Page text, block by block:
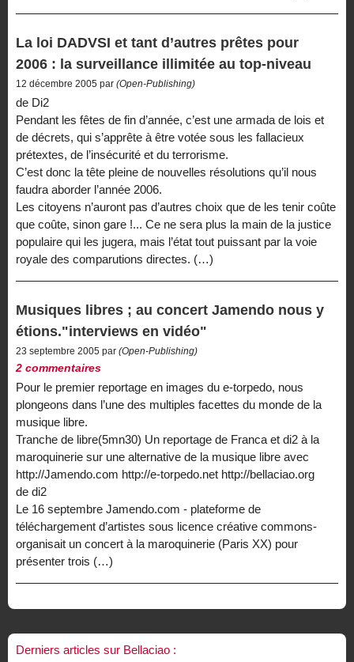
La loi DADVSI et tant d’autres prêtes pour
2006 : la surveillance illimitée au top-niveau
12 décembre 2005 par (Open-Publishing)
de Di2
Pendant les fêtes de fin d’année, c’est une armada de lois et
de décrets, qui s’apprête à être votée sous les fallacieux
prétextes, de l’insécurité et du terrorisme.
C’est donc la tête pleine de nouvelles résolutions qu’il nous
faudra aborder l’année 2006.
Les citoyens n’auront pas d’autres choix que de les tenir coûte
que coûte, sinon gare !... Ce ne sera plus la main de la justice
populaire qui les jugera, mais l’état tout puissant par la voie
royale des comparutions directes. (…)
Musiques libres ; au concert Jamendo nous y
étions."interviews en vidéo"
23 septembre 2005 par (Open-Publishing)
2 commentaires
Pour le premier reportage en images du e-torpedo, nous
plongeons dans l’une des multiples facettes du monde de la
musique libre.
Tranche de libre(5mn30) Un reportage de Franca et di2 à la
maroquinerie sur une alternative de la musique libre avec
http://Jamendo.com http://e-torpedo.net http://bellaciao.org
de di2
Le 16 septembre Jamendo.com - plateforme de
téléchargement d’artistes sous licence créative commons-
organisait un concert à la maroquinerie (Paris XX) pour
présenter trois (…)
Derniers articles sur Bellaciao :